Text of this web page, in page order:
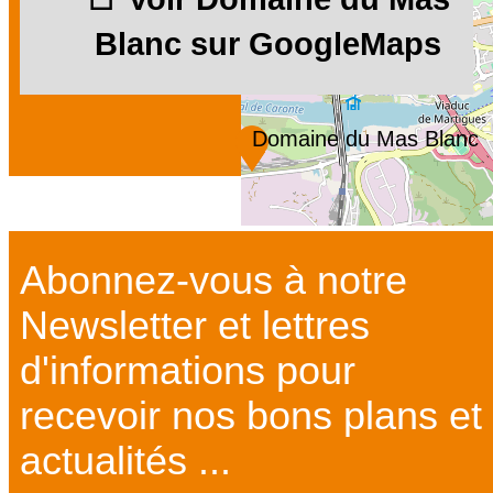
Domaine du Mas Blanc
Blanc sur GoogleMaps
Abonnez-vous à notre
Newsletter et lettres
d'informations pour
recevoir nos bons plans et
actualités ...